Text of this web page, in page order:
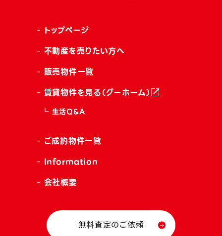
トップページ
不動産を売りたい方へ
販売物件一覧
賃貸物件を見る（グーホーム）
生活Q&A
ご成約物件一覧
Information
会社概要
無料査定のご依頼